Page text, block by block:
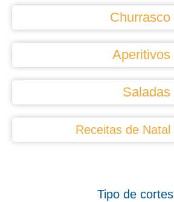
Churrasco
Aperitivos
Saladas
Receitas de Natal
Tipo de cortes